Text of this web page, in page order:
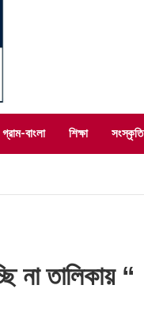
গ্রাম-বাংলা শিক্ষা সংস্কৃতি
না তালিকায় “